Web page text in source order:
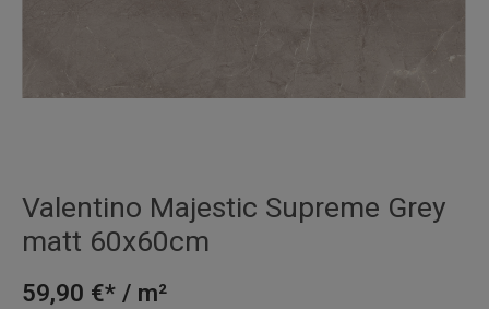
Valentino Majestic Supreme Grey
matt 60x60cm
59,90 €* / m²